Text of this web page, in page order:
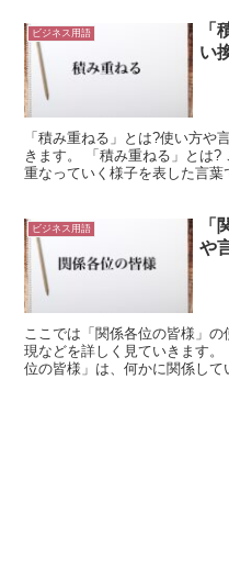
ビジネス用語
「
い
「積み重ねる」とは?使い方や
きます。 「積み重ねる」とは
重なっていく様子を表した言
ビジネス用語
「
や
ここでは「関係各位の皆様」
現などを詳しく見ていきます
位の皆様」は、何かに関係し